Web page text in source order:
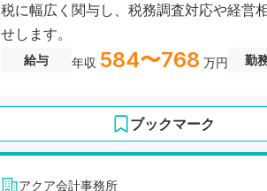
税に幅広く関与し、税務調査対応や経営
せします。
給与 年収 584〜768 万円 勤
ブックマーク
アクア会計事務所